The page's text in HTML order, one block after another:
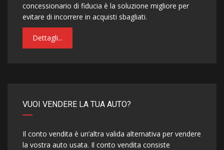
concessionario di fiducia è la soluzione migliore per
evitare di incorrere in acquisti sbagliati.
Dettagli...
VUOI VENDERE LA TUA AUTO?
Il conto vendita è un’altra valida alternativa per vendere
la vostra auto usata. Il conto vendita consiste